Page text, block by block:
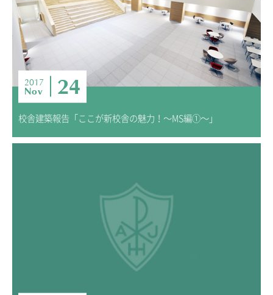
2017
Nov 24
校舎建築報告「ここが新校舎の魅力！～MS編①～」